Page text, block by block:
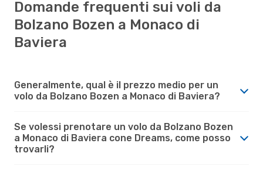
Domande frequenti sui voli da
Bolzano Bozen a Monaco di
Baviera
Generalmente, qual è il prezzo medio per un
volo da Bolzano Bozen a Monaco di Baviera?
Se volessi prenotare un volo da Bolzano Bozen
a Monaco di Baviera cone Dreams, come posso
trovarli?